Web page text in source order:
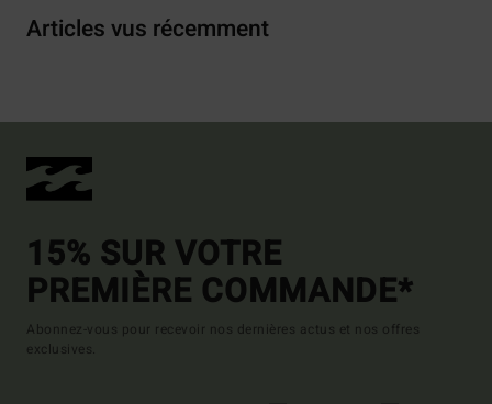
Articles vus récemment
15% SUR VOTRE
PREMIÈRE COMMANDE*
Abonnez-vous pour recevoir nos dernières actus et nos offres
exclusives.